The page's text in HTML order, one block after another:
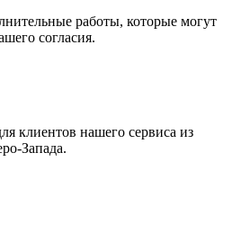
работы, которые могут
согласия.
клиентов нашего сервиса из
Запада.